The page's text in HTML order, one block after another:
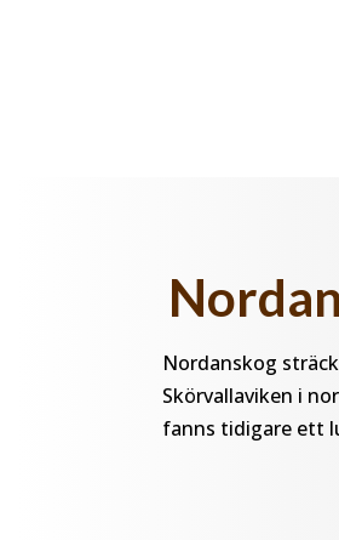
Nordanskog
Skörvallaviken i
fanns tidigare ett